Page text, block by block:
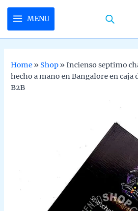
content
MENU
Home » Shop »Incienso septimo
hecho a mano en Bangalore en caja
B2B